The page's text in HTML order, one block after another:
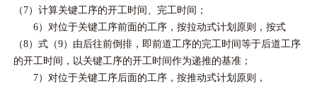
（7）计算关键工序的开工时间、完工时间；
6）对位于关键工序前面的工序，按拉动式计划原则，按式
（8）式（9）由后往前倒排，即前道工序的完工时间等于后道工序
的开工时间，以关键工序的开工时间作为递推的基准；
7）对位于关键工序后面的工序，按推动式计划原则，